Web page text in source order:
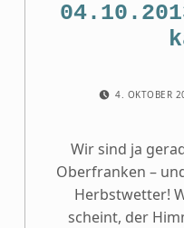
4. OKTOBER
Wir sind ja
Oberfranken –
Herbstwetter!
scheint, der